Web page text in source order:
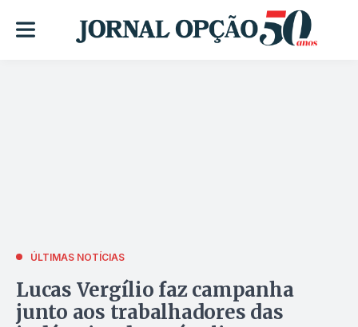
ÚLTIMAS NOTÍCIAS
Lucas Vergílio faz campanha
junto aos trabalhadores das